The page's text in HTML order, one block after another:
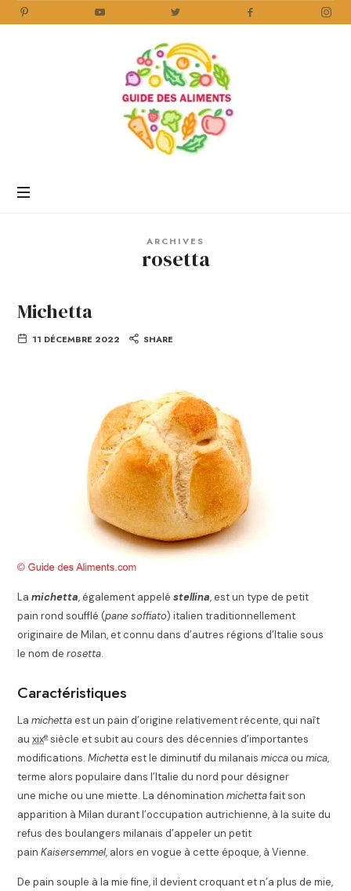
Aliments
ARCHIVES
rosetta
Michetta
11 DÉCEMBRE 2022 SHARE
Lamichetta, également appeléstellina, est un type de petit
pain rond soufflé (pane soffiato) italien traditionnellement
originaire de Milan, et connu dans d’autres régions d’Italie sous
le nom derosetta.
Caractéristiques
Lamichettaest un pain d’origine relativement récente, qui naît
auxixe siècle et subit au cours des décennies d’importantes
modifications.Michettaest le diminutif du milanaismiccaoumica,
terme alors populaire dans l’Italie du nord pour désigner
une miche ou une miette. La dénominationmichettafait son
apparition à Milan durant l’occupation autrichienne, à la suite du
refus des boulangers milanais d’appeler un petit
painKaisersemmel, alors en vogue à cette époque, à Vienne.
De pain souple à la mie fine, il devient croquant et n’a plus de mie,